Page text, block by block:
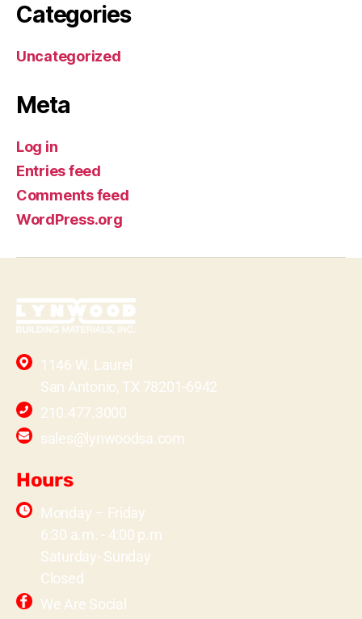
Categories
Uncategorized
Meta
Log in
Entries feed
Comments feed
WordPress.org
1146 W. Laurel
San Antonio, TX 78201-6942
210.477.3000
sales@lynwoodsa.com
Hours
Monday – Friday
6:30 a.m. - 4:00 p.m
Saturday- Sunday
Closed
We Are Social